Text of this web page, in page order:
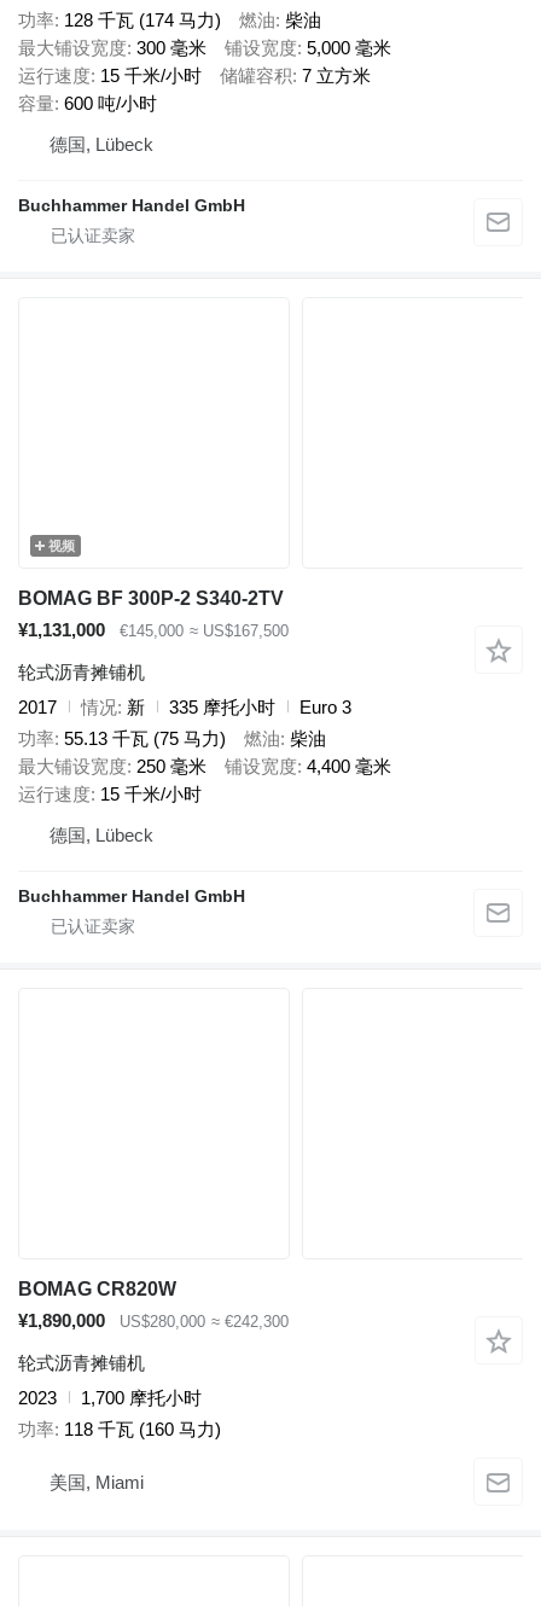
功率 128 千瓦 (174 马力) 燃油 柴油
最大铺设宽度 300 毫米 铺设宽度 5,000 毫米
运行速度 15 千米/小时 储罐容积 7 立方米
容量 600 吨/小时
德国, Lübeck
Buchhammer Handel GmbH
视频
BOMAG BF 300P-2 S340-2TV
¥1,131,000
€145,000 ≈ US$167,500
轮式沥青摊铺机
2017
情况 新 335 摩托小时
Euro 3
功率 55.13 千瓦 (75 马力) 燃油 柴油
最大铺设宽度 250 毫米 铺设宽度 4,400 毫米
运行速度 15 千米/小时
德国, Lübeck
Buchhammer Handel GmbH
BOMAG CR820W
¥1,890,000
US$280,000 ≈ €242,300
轮式沥青摊铺机
2023
1,700 摩托小时
功率 118 千瓦 (160 马力)
美国, Miami